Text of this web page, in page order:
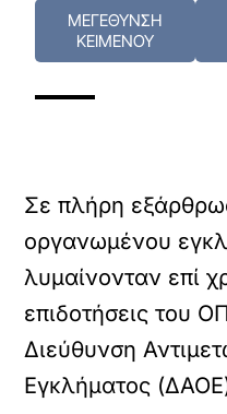
ΜΕΓΕΘΥΝΣΗ
ΚΕΙΜΕΝΟΥ
Σε πλήρη
οργανωμένου
λυμαίνονταν επί
επιδοτήσεις του
Διεύθυνση
Εγκλήματος